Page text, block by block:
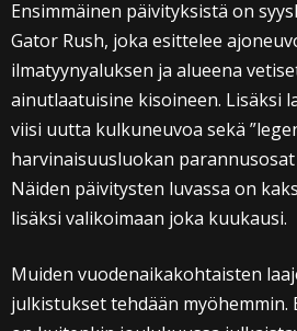
Ensimmäinen päivityksistä on
Gator Rush, joka esittelee
ilmatyynyaluksen ja alueena
ainutlaatuisine kisoineen. Lisäksi
viisi uutta kulkuneuvoa sekä
harvinaisuusluokan
Näiden päivitysten luvassa on
lisäksi valikoimaan joka kuukausi.
Muiden vuodenaikakohtaisten
julkistukset tehdään myöhemmin.